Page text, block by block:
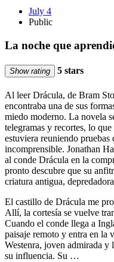
July 4
Public
La noche que
Show rating 5 stars
Al leer Drácula, de Bram
encontraba una de sus
miedo moderno. La novela
telegramas y recortes, lo
estuviera reuniendo pruebas
incomprensible. Jonathan
al conde Drácula en la
pronto descubre que su
criatura antigua,
El castillo de Drácula me
Allí, la cortesía se vuelve
Cuando el conde llega a
paisaje remoto y entra en la
Westenra, joven admirada y
su influencia. Su …